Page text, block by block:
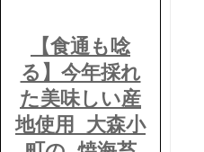
【食通も唸
る】今年採れ
た美味しい産
地使用 大森小